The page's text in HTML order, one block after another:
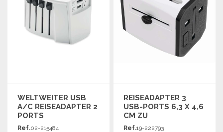
WELTWEITER USB
A/C REISEADAPTER 2
PORTS
Ref.02-215484
REISEADAPTER 3
USB-PORTS 6,3 X 4,6
CM ZU
GROSSHANDELSPREISEN
Ref.19-222793